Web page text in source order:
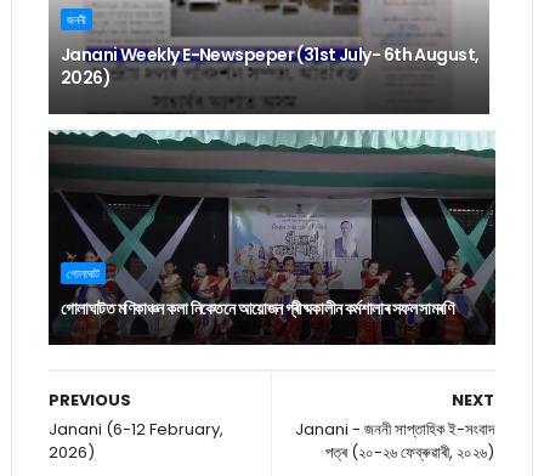
জননী
Janani Weekly E-Newspeper (31st July- 6th August,
2026)
গোলাঘাট
গোলাঘাটত মণিকাঞ্চন কলা নিকেতনে আয়োজন গ্ৰীষ্মকালীন কৰ্মশালাৰ সফল সামৰণি
NEXT
Janani - জননী সাপ্তাহিক ই-সংবাদ
পত্ৰ (২০-২৬ ফেব্ৰুৱাৰী, ২০২৬)
PREVIOUS
Janani (6-12 February,
2026)